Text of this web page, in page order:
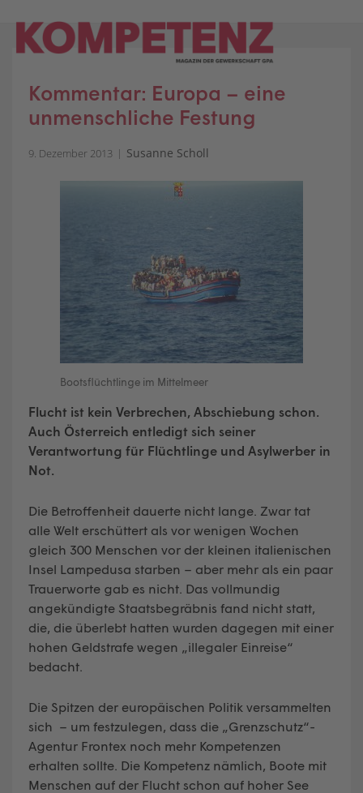
content
Kommentar: Europa – eine
unmenschliche Festung
9. Dezember 2013 Susanne Scholl
Bootsflüchtlinge im Mittelmeer
Flucht ist kein Verbrechen, Abschiebung schon.
Auch Österreich entledigt sich seiner
Verantwortung für Flüchtlinge und Asylwerber in
Not.
Die Betroffenheit dauerte nicht lange. Zwar tat
alle Welt erschüttert als vor wenigen Wochen
gleich 300 Menschen vor der kleinen italienischen
Insel Lampedusa starben – aber mehr als ein paar
Trauerworte gab es nicht. Das vollmundig
angekündigte Staatsbegräbnis fand nicht statt,
die, die überlebt hatten wurden dagegen mit einer
hohen Geldstrafe wegen „illegaler Einreise“
bedacht.
Die Spitzen der europäischen Politik versammelten
sich – um festzulegen, dass die „Grenzschutz“-
Agentur Frontex noch mehr Kompetenzen
erhalten sollte. Die Kompetenz nämlich, Boote mit
Menschen auf der Flucht schon auf hoher See